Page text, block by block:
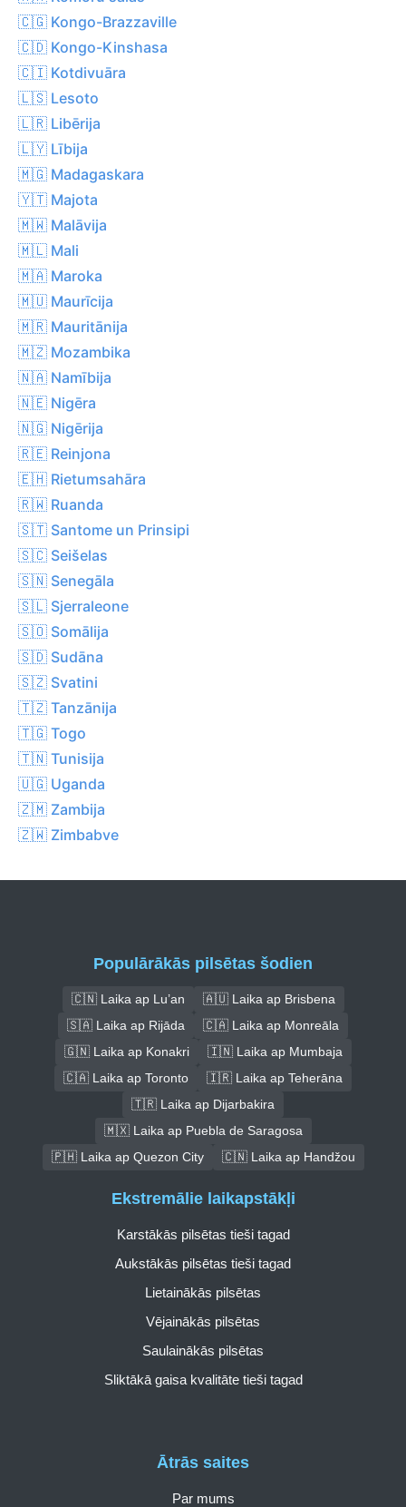
🇨🇬 Kongo-Brazzaville
🇨🇩 Kongo-Kinshasa
🇨🇮 Kotdivuāra
🇱🇸 Lesoto
🇱🇷 Libērija
🇱🇾 Lībija
🇲🇬 Madagaskara
🇾🇹 Majota
🇲🇼 Malāvija
🇲🇱 Mali
🇲🇦 Maroka
🇲🇺 Maurīcija
🇲🇷 Mauritānija
🇲🇿 Mozambika
🇳🇦 Namībija
🇳🇪 Nigēra
🇳🇬 Nigērija
🇷🇪 Reinjona
🇪🇭 Rietumsahāra
🇷🇼 Ruanda
🇸🇹 Santome un Prinsipi
🇸🇨 Seišelas
🇸🇳 Senegāla
🇸🇱 Sjerraleone
🇸🇴 Somālija
🇸🇩 Sudāna
🇸🇿 Svatini
🇹🇿 Tanzānija
🇹🇬 Togo
🇹🇳 Tunisija
🇺🇬 Uganda
🇿🇲 Zambija
🇿🇼 Zimbabve
Populārākās pilsētas šodien
🇨🇳 Laika ap Lu’an
🇦🇺 Laika ap Brisbena
🇸🇦 Laika ap Rijāda
🇨🇦 Laika ap Monreāla
🇬🇳 Laika ap Konakri
🇮🇳 Laika ap Mumbaja
🇨🇦 Laika ap Toronto
🇮🇷 Laika ap Teherāna
🇹🇷 Laika ap Dijarbakira
🇲🇽 Laika ap Puebla de Saragosa
🇵🇭 Laika ap Quezon City
🇨🇳 Laika ap Handžou
Ātrās saites
Par mums
Ekstremālie laikapstākļi
Karstākās pilsētas tieši tagad
Aukstākās pilsētas tieši tagad
Lietainākās pilsētas
Vējainākās pilsētas
Saulainākās pilsētas
Sliktākā gaisa kvalitāte tieši tagad